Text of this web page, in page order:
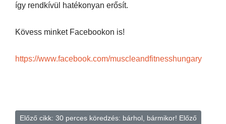
így rendkívül hatékonyan erősít.
Kövess minket Facebookon is!
https://www.facebook.com/muscleandfitnesshungary
Előző cikk: 30 perces köredzés: bárhol, bármikor! Előző